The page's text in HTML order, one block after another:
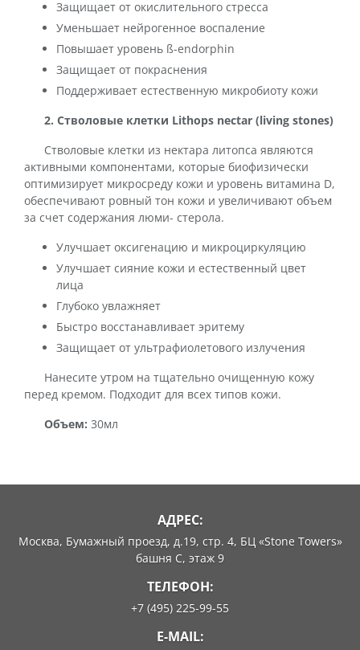
Защищает от окислительного стресса
Уменьшает нейрогенное воспаление
Повышает уровень ß-endorphin
Защищает от покраснения
Поддерживает естественную микробиоту кожи
2. Стволовые клетки Lithops nectar (living stones)
Стволовые клетки из нектара литопса являются
активными компонентами, которые биофизически
оптимизирует микросреду кожи и уровень витамина D,
обеспечивают ровный тон кожи и увеличивают объем
за счет содержания люми- стерола.
Улучшает оксигенацию и микроциркуляцию
Улучшает сияние кожи и естественный цвет
лица
Глубоко увлажняет
Быстро восстанавливает эритему
Защищает от ультрафиолетового излучения
Нанесите утром на тщательно очищенную кожу
перед кремом. Подходит для всех типов кожи.
Объем: 30мл
АДРЕС:
Москва, Бумажный проезд, д.19, стр. 4, БЦ «Stone Towers»
башня C, этаж 9
ТЕЛЕФОН:
+7 (495) 225-99-55
E-MAIL: